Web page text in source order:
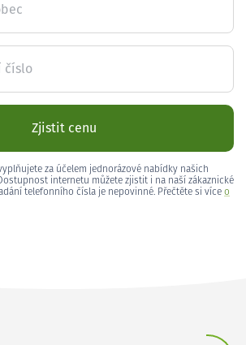
číslo
Zjistit cenu
za účelem jednorázové nabídky našich
internetu můžete zjistit i na naší zákaznické
telefonního čísla je nepovinné. Přečtěte si více o